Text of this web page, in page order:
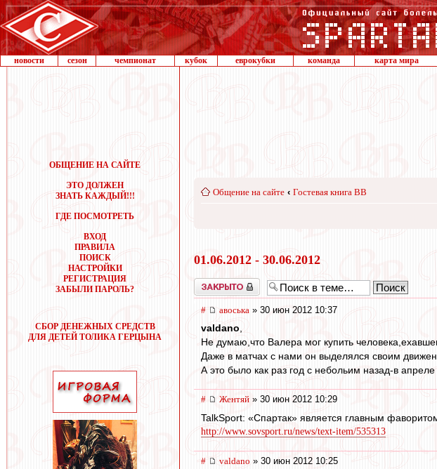
новости сезон чемпионат кубок еврокубки команда карта мира
ОБЩЕНИЕ НА САЙТЕ
ЭТО ДОЛЖЕН
ЗНАТЬ КАЖДЫЙ!!!
ГДЕ ПОСМОТРЕТЬ
ВХОД
ПРАВИЛА
ПОИСК
НАСТРОЙКИ
РЕГИСТРАЦИЯ
ЗАБЫЛИ ПАРОЛЬ?
СБОР ДЕНЕЖНЫХ СРЕДСТВ
ДЛЯ ДЕТЕЙ ТОЛИКА ГЕРЦЫНА
Общение на сайте ‹ Гостевая книга ВВ
01.06.2012 - 30.06.2012
Закрыто
# авоська » 30 июн 2012 10:37
valdano,
Не думаю,что Валера мог купить
Даже в матчах с нами он выделялся своим
А это было как раз год c небольим назад-в апреле
# Жентяй » 30 июн 2012 10:29
TalkSport: «Спартак» является главным
http://www.sovsport.ru/news/text-item/535313
# valdano » 30 июн 2012 10:25